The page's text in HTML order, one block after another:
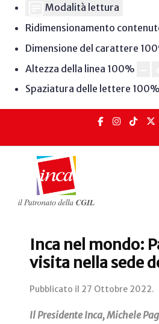
Modalità lettura
Ridimensionamento
Dimensione del carattere 100
Altezza della linea 100%
Spaziatura delle lettere 100%
Inca nel mondo:
visita nella sede
Pubblicato il 27 Ottobre 2022.
Il Presidente Inca, Michele